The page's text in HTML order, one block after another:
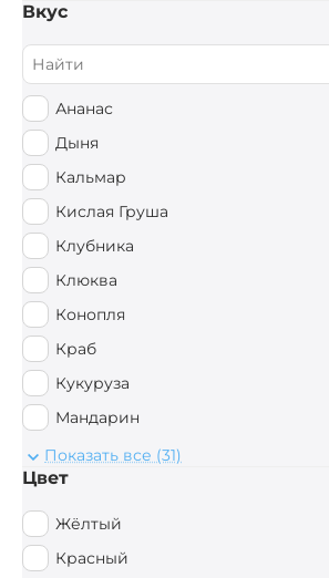
Вкус
Ананас
Дыня
Кальмар
Кислая Груша
Клубника
Клюква
Конопля
Краб
Кукуруза
Мандарин
Монстр Краб
Мульти Фиш
Мульти Фрукт
Мясной
Показать все (31)
Цвет
Жёлтый
Красный